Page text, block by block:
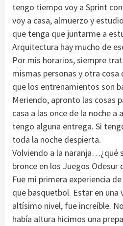
tengo tiempo voy a Sprint
voy a casa, almuerzo y
que tenga que juntarme a
Arquitectura hay mucho de
Por mis horarios, siempre
mismas personas y otra cosa
que los entrenamientos son
Meriendo, apronto las cosas
casa a las once de la noche a
tengo alguna entrega. Si
toda la noche despierta.
Volviendo a la naranja…¿qué
bronce en los Juegos Odesur
Fue mi primera experiencia
que basquetbol. Estar en una
altísimo nivel, fue increíble.
había altura hicimos una